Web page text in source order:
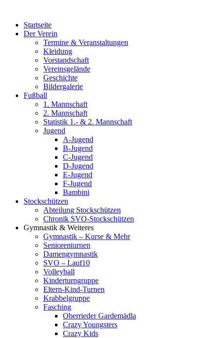
wechselnStartseite
Der Verein
Termine & Veranstaltungen
Kleidung
Vorstandschaft
Vereinsgelände
Geschichte
Bildergalerie
Fußball
1. Mannschaft
2. Mannschaft
Statistik 1.- & 2. Mannschaft
Jugend
A-Jugend
B-Jugend
C-Jugend
D-Jugend
E-Jugend
F-Jugend
Bambini
Stockschützen
Abteilung Stockschützen
Chronik SVO-Stockschützen
Gymnastik & Weiteres
Gymnastik – Kurse & Mehr
Seniorenturnen
Damengymnastik
SVO – Lauf10
Volleyball
Kinderturngruppe
Eltern-Kind-Turnen
Krabbelgruppe
Fasching
Oberrieder Gardemädla
Crazy Youngsters
Crazy Kids